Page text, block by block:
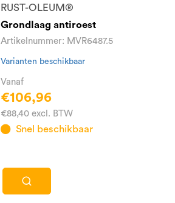
RUST-OLEUM®
Grondlaag antiroest
Artikelnummer: MVR6487.5
Varianten beschikbaar
Vanaf
€106,96
€88,40 excl. BTW
Snel beschikbaar